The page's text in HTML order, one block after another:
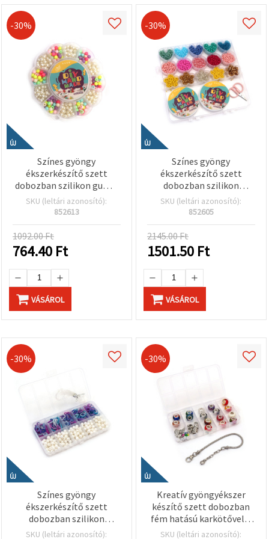
-30%
ÚJ
Színes gyöngy
ékszerkészítő szett
dobozban szilikon gumis
damillal – Vegyes színek –
Tökéletes gyerek
DIY ékszerkészítéshez
SKU (leltári azonosító):
852613
1092.00 Ft
764.40 Ft
VÁSÁROL
-30%
ÚJ
Színes gyöngy
ékszerkészítő szett
dobozban szilikon
gumival és ollóval –
Vegyes színek (assorted) –
gyerekeknek, DIY karkötő
és ékszerkészítéshez
SKU (leltári azonosító):
852605
2145.00 Ft
1501.50 Ft
VÁSÁROL
-30%
ÚJ
Színes gyöngy
ékszerkészítő szett
dobozban szilikon
elasztikus gumival –
SKU (leltári azonosító):
-30%
ÚJ
Kreatív gyöngyékszer
készítő szett dobozban
fém hatású karkötővel –
Vegyes formák és színek
SKU (leltári azonosító):